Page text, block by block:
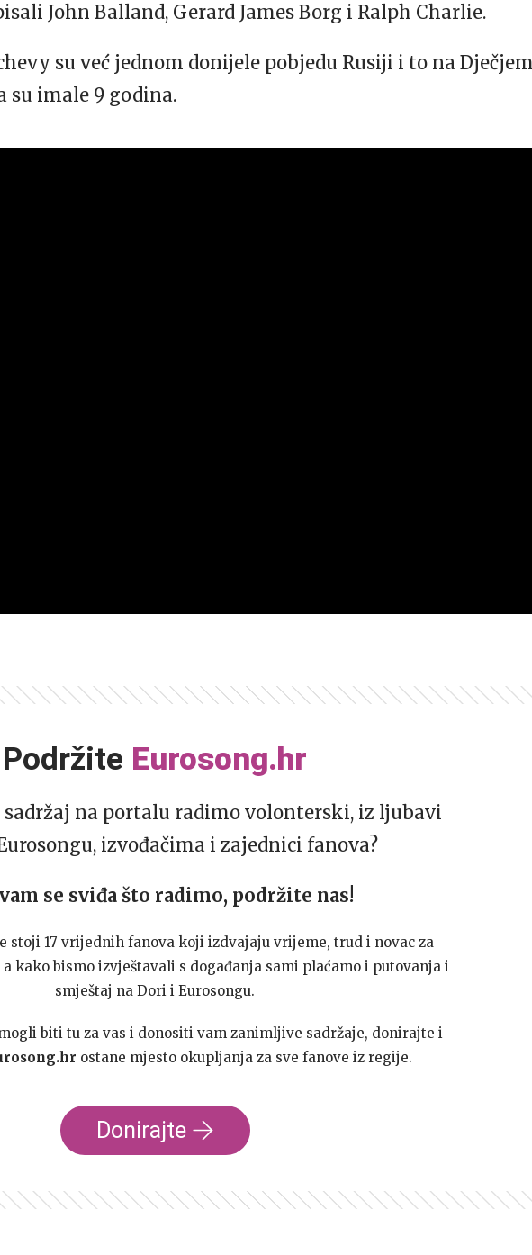
John Balland, Gerard James Borg i Ralph Charlie.
su već jednom donijele pobjedu Rusiji i to na Dječjem
su imale 9 godina.
Podržite Eurosong.hr
sadržaj na portalu radimo volonterski, iz ljubavi
izvođačima i zajednici fanova?
se sviđa što radimo, podržite nas!
stoji 17 vrijednih fanova koji izdvajaju vrijeme, trud i novac za
kako bismo izvještavali s događanja sami plaćamo i putovanja i
smještaj na Dori i Eurosongu.
biti tu za vas i donositi vam zanimljive sadržaje, donirajte i
ostane mjesto okupljanja za sve fanove iz regije.
Donirajte